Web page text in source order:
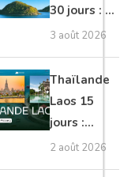
30 jours : Du
nord secret
au sud et
plage Phu
Quoc
3 août 2026
Thaïlande
Laos 15
jours :
temples,
Mékong,
2 août 2026